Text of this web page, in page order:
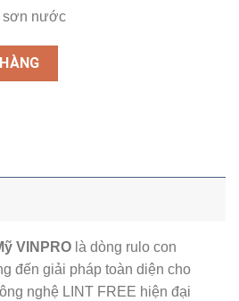
sơn nước
VINPROlà dòng rulo con
đến giải pháp toàn diện cho
nghệ LINT FREE hiện đại